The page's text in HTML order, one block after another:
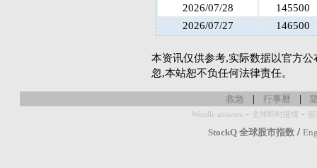
2026/07/28
145500
2026/07/27
146500
本资讯仅供参考,实际数据以官方
忽,本站恕不负任何法律责任。
救急 | 行事曆 |
Wordle answers - 全球即时疫情 -
StockQ 全球股市指数 /